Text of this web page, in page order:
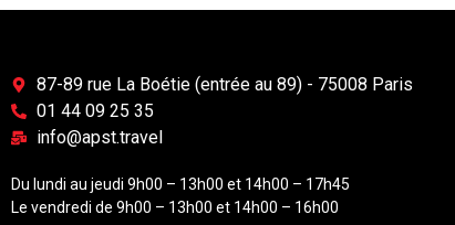
87-89 rue La Boétie (entrée au 89) - 75008 Paris
01 44 09 25 35
info@apst.travel
Du lundi au jeudi 9h00 – 13h00 et 14h00 – 17h45
Le vendredi de 9h00 – 13h00 et 14h00 – 16h00